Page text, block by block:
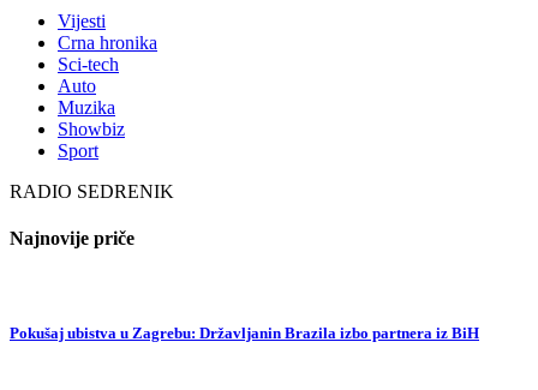
Vijesti
Crna hronika
Sci-tech
Auto
Muzika
Showbiz
Sport
RADIO SEDRENIK
Najnovije priče
Pokušaj ubistva u Zagrebu: Državljanin Brazila izbo partnera iz BiH